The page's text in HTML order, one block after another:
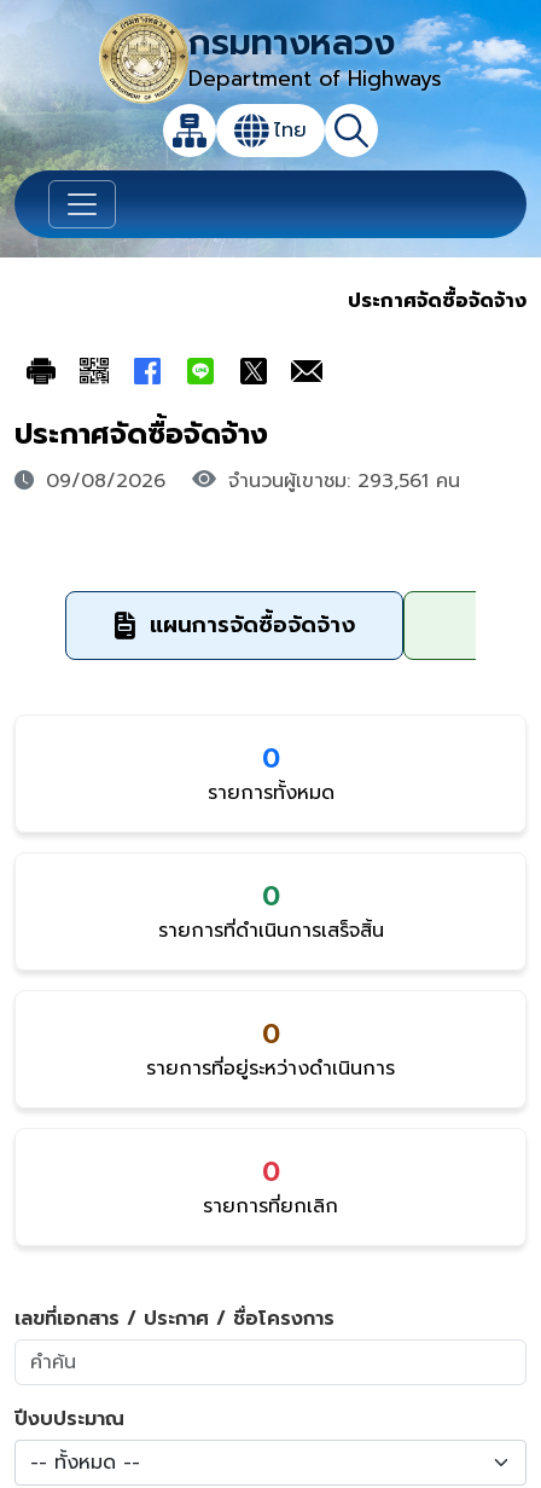
กรมทางหลวง
Department of Highways
แผนผังเว็บไซต์
เปลี่ยนภาษา
ไทย ค้นหา
เปิดกล่องค้นหาข้อมูลหลักของเว็บไซต์
ประกาศจัดซื้อจัดจ้าง
ประกาศจัดซื้อจัดจ้าง
09/08/2026 จำนวนผู้เขาชม: 293,561 คน
แผนการจัดซื้อจัดจ้าง
0
รายการทั้งหมด
0
รายการที่ดำเนินการเสร็จสิ้น
0
รายการที่อยู่ระหว่างดำเนินการ
0
รายการที่ยกเลิก
เลขที่เอกสาร / ประกาศ / ชื่อโครงการ
ปีงบประมาณ
-- ทั้งหมด --